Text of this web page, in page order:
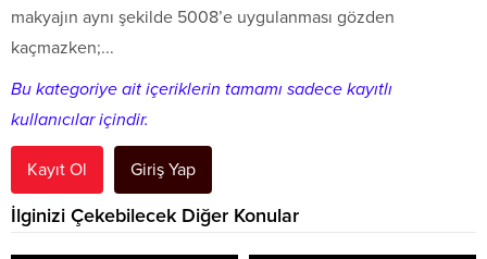
makyajın aynı şekilde 5008’e uygulanması gözden
kaçmazken;...
Bu kategoriye ait içeriklerin tamamı sadece kayıtlı
kullanıcılar içindir.
Kayıt Ol Giriş Yap
İlginizi Çekebilecek Diğer Konular